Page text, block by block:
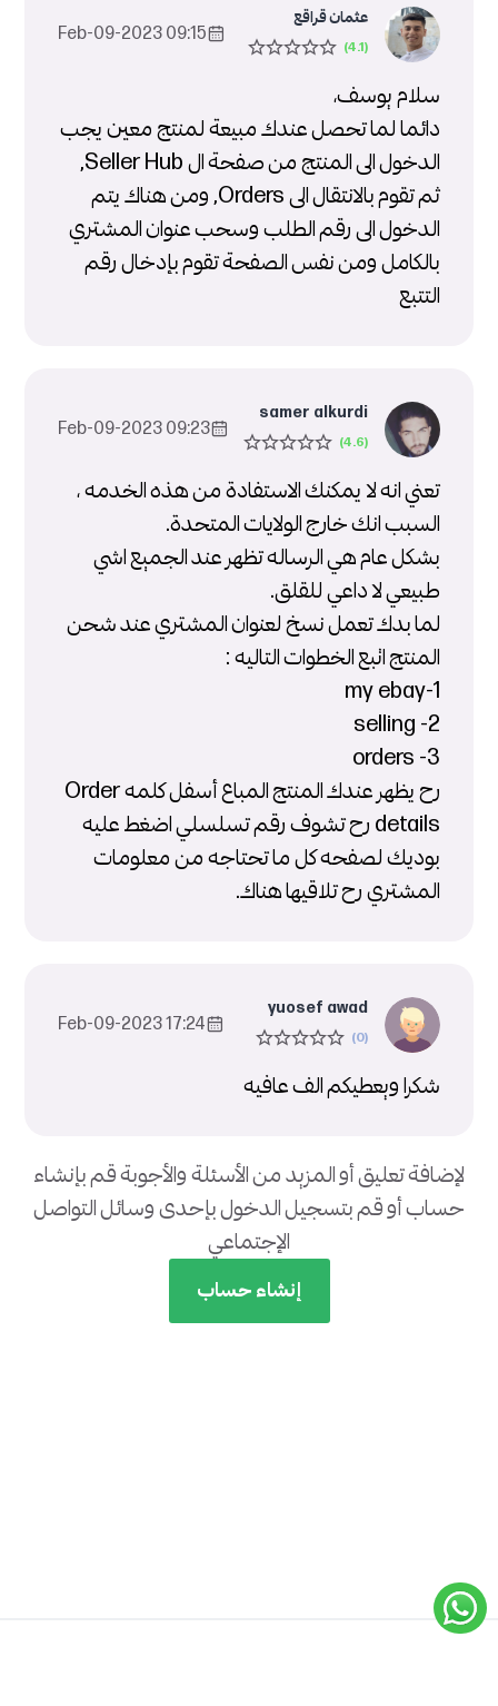
عثمان قراقع
09:15 2023-Feb-09
سلام يوسف،
دائما لما تحصل عندك مبيعة لمنتج معين يجب
الدخول الى المنتج من صفحة ال Seller Hub,
ثم تقوم بالانتقال الى Orders, ومن هناك يتم
الدخول الى رقم الطلب وسحب عنوان المشتري
بالكامل ومن نفس الصفحة تقوم بإدخال رقم
التتبع
samer alkurdi
09:23 2023-Feb-09
تعني انه لا يمكنك الاستفادة من هذه الخدمه ،
السبب انك خارج الولايات المتحدة.
بشكل عام هي الرساله تظهر عند الجميع اشي
طبيعي لا داعي للقلق.
لما بدك تعمل نسخ لعنوان المشتري عند شحن
المنتج اتبع الخطوات التاليه :
1-my ebay
2- selling
3- orders
رح يظهر عندك المنتج المباع أسفل كلمه Order
details رح تشوف رقم تسلسلي اضغط عليه
بوديك لصفحه كل ما تحتاجه من معلومات
المشتري رح تلاقيها هناك.
yuosef awad
17:24 2023-Feb-09
شكرا ويعطيكم الف عافيه
لإضافة تعليق أو المزيد من الأسئلة والأجوبة قم بإنشاء
حساب أو قم بتسجيل الدخول بإحدى وسائل التواصل
الإجتماعي
إنشاء حساب